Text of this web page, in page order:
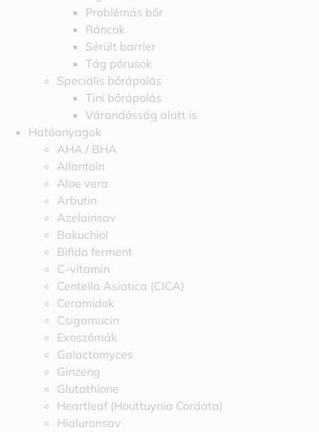
Problémás bőr
Ráncok
Sérült barrier
Tág pórusok
Speciális bőrápolás
Tini bőrápolás
Várandósság alatt is
Hatóanyagok
AHA / BHA
Allantoin
Aloe vera
Arbutin
Azelainsav
Bakuchiol
Bifida ferment
C-vitamin
Centella Asiatica (CICA)
Ceramidok
Csigamucin
Exoszómák
Galactomyces
Ginzeng
Glutathione
Heartleaf (Houttuynia Cordata)
Hialuronsav